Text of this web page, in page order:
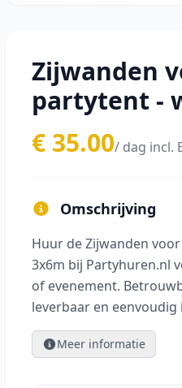
Zijwanden
partytent -
€ 35.00/ dag incl.
Omschrijving
Huur de Zijwanden
3x6m bij Partyhuren.nl
of evenement.
leverbaar en eenvoudig
Meer informatie